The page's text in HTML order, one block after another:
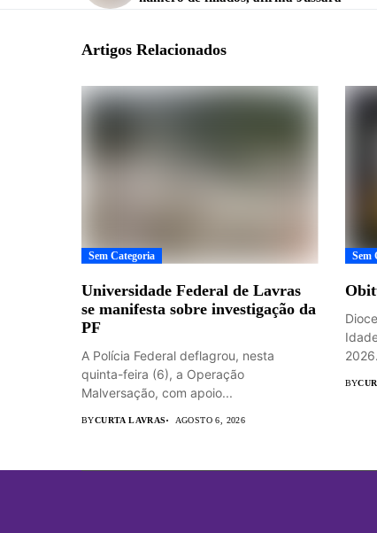
Artigos Relacionados
Sem Categoria
Universidade Federal de Lavras
se manifesta sobre investigação da
PF
A Polícia Federal deflagrou, nesta
quinta-feira (6), a Operação
Malversação, com apoio...
BYCURTA LAVRAS AGOSTO 6, 2026
Sem
BY